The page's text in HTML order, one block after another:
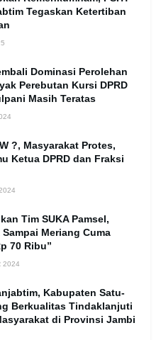
Tegaskan Ketertiban
Dominasi Perolehan
Perebutan Kursi DPRD
Masih Teratas
?, Masyarakat Protes,
Ketua DPRD dan Fraksi
Tim SUKA Pamsel,
Sampai Meriang Cuma
70 Ribu”
2024
Kabupaten Satu-
Berkualitas Tindaklanjuti
di Provinsi Jambi